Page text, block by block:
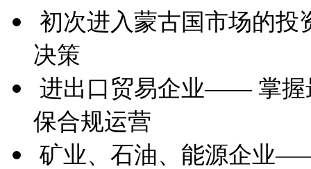
初次进入蒙古国市场的
决策
进出口贸易企业—— 掌握
保合规运营
矿业、石油、能源企业